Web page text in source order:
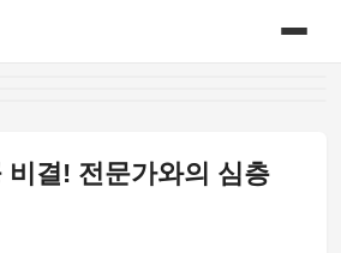
비결! 전문가와의 심층